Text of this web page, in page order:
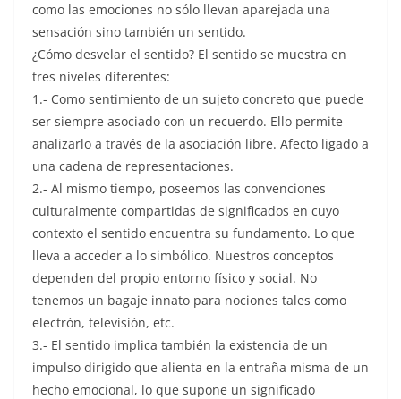
como las emociones no sólo llevan aparejada una
sensación sino también un sentido.
¿Cómo desvelar el sentido? El sentido se muestra en
tres niveles diferentes:
1.- Como sentimiento de un sujeto concreto que puede
ser siempre asociado con un recuerdo. Ello permite
analizarlo a través de la asociación libre. Afecto ligado a
una cadena de representaciones.
2.- Al mismo tiempo, poseemos las convenciones
culturalmente compartidas de significados en cuyo
contexto el sentido encuentra su fundamento. Lo que
lleva a acceder a lo simbólico. Nuestros conceptos
dependen del propio entorno físico y social. No
tenemos un bagaje innato para nociones tales como
electrón, televisión, etc.
3.- El sentido implica también la existencia de un
impulso dirigido que alienta en la entraña misma de un
hecho emocional, lo que supone un significado